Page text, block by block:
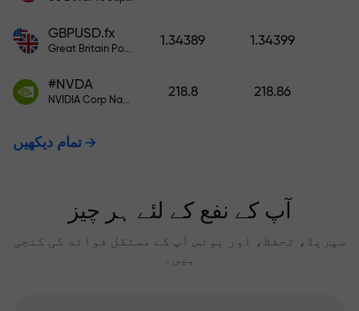
GBPUSD.fx
Great Britain Pound vs US Dollar
1.34389 1.34399
#NVDA
NVIDIA Corp Nasdaq Stock Exchange (Nasdaq) USD
218.8 218.86
تمام دیکھیں
آپ کے نفع کے لئے ہر چیز
سپریڈ، تحفظ، اور بونس آپ کے مستقل فوائد کی کنجی
ہیں۔